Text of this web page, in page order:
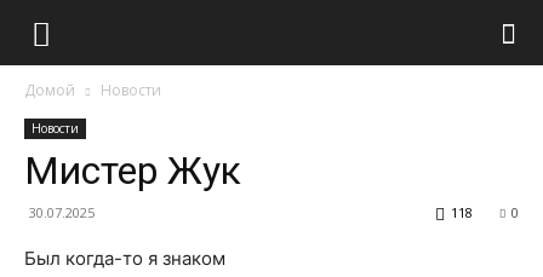
Домой Новости
Новости
Мистер Жук
30.07.2025 0
118
Был когда-то я знаком